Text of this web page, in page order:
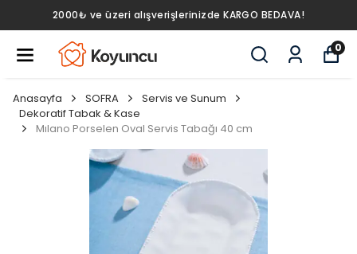
2000₺ ve üzeri alışverişlerinizde KARGO BEDAVA!
0
Anasayfa SOFRA
Servis ve Sunum
Dekoratif Tabak & Kase
Mılano Porselen Oval Servis Tabağı 40 cm